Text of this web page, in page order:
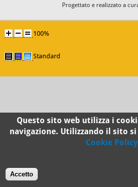
Progettato e realizzato a
100%
Standard
Questo sito web utilizza i
navigazione. Utilizzando il sito
Cookie Policy
Accetto